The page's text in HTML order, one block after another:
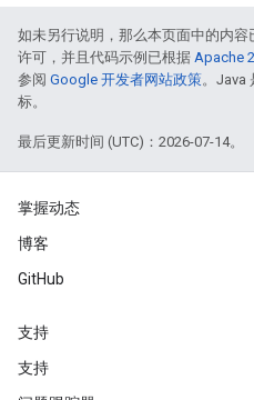
如未另行说明，那么本页面中的内容
许可，并且代码示例已根据 Apache
参阅 Google 开发者网站政策。Java
标。
最后更新时间 (UTC)：2026-07-14。
掌握动态
博客
GitHub
支持
支持